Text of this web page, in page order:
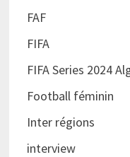
FAF
FIFA
FIFA Series 2024
Football féminin
Inter régions
interview